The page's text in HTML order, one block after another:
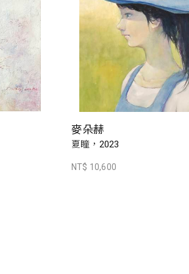
麥朵赫
夏瞳，2023
NT$ 10,600